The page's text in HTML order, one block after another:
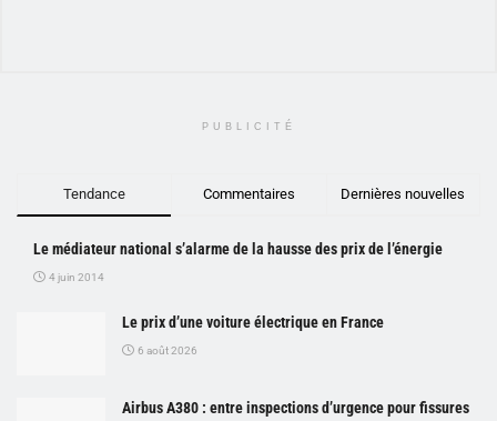
PUBLICITÉ
Tendance Commentaires Dernières nouvelles
Le médiateur national s’alarme de la hausse des prix de l’énergie
4 juin 2014
Le prix d’une voiture électrique en France
6 août 2026
Airbus A380 : entre inspections d’urgence pour fissures